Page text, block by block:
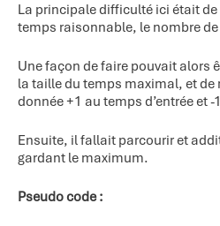
La principale difficulté ici était
temps raisonnable, le nombre
Une façon de faire pouvait alors
la taille du temps maximal, et de
donnée +1 au temps d’entrée et
Ensuite, il fallait parcourir et
gardant le maximum.
Pseudo code :